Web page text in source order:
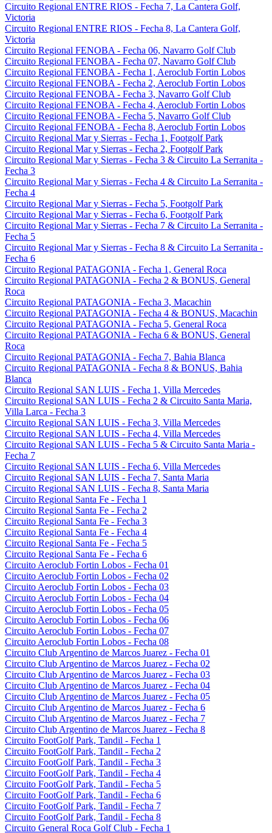
Circuito Regional ENTRE RIOS - Fecha 7, La Cantera Golf,
Victoria
Circuito Regional ENTRE RIOS - Fecha 8, La Cantera Golf,
Victoria
Circuito Regional FENOBA - Fecha 06, Navarro Golf Club
Circuito Regional FENOBA - Fecha 07, Navarro Golf Club
Circuito Regional FENOBA - Fecha 1, Aeroclub Fortin Lobos
Circuito Regional FENOBA - Fecha 2, Aeroclub Fortin Lobos
Circuito Regional FENOBA - Fecha 3, Navarro Golf Club
Circuito Regional FENOBA - Fecha 4, Aeroclub Fortin Lobos
Circuito Regional FENOBA - Fecha 5, Navarro Golf Club
Circuito Regional FENOBA - Fecha 8, Aeroclub Fortin Lobos
Circuito Regional Mar y Sierras - Fecha 1, Footgolf Park
Circuito Regional Mar y Sierras - Fecha 2, Footgolf Park
Circuito Regional Mar y Sierras - Fecha 3 & Circuito La Serranita -
Fecha 3
Circuito Regional Mar y Sierras - Fecha 4 & Circuito La Serranita -
Fecha 4
Circuito Regional Mar y Sierras - Fecha 5, Footgolf Park
Circuito Regional Mar y Sierras - Fecha 6, Footgolf Park
Circuito Regional Mar y Sierras - Fecha 7 & Circuito La Serranita -
Fecha 5
Circuito Regional Mar y Sierras - Fecha 8 & Circuito La Serranita -
Fecha 6
Circuito Regional PATAGONIA - Fecha 1, General Roca
Circuito Regional PATAGONIA - Fecha 2 & BONUS, General
Roca
Circuito Regional PATAGONIA - Fecha 3, Macachin
Circuito Regional PATAGONIA - Fecha 4 & BONUS, Macachin
Circuito Regional PATAGONIA - Fecha 5, General Roca
Circuito Regional PATAGONIA - Fecha 6 & BONUS, General
Roca
Circuito Regional PATAGONIA - Fecha 7, Bahia Blanca
Circuito Regional PATAGONIA - Fecha 8 & BONUS, Bahia
Blanca
Circuito Regional SAN LUIS - Fecha 1, Villa Mercedes
Circuito Regional SAN LUIS - Fecha 2 & Circuito Santa Maria,
Villa Larca - Fecha 3
Circuito Regional SAN LUIS - Fecha 3, Villa Mercedes
Circuito Regional SAN LUIS - Fecha 4, Villa Mercedes
Circuito Regional SAN LUIS - Fecha 5 & Circuito Santa Maria -
Fecha 7
Circuito Regional SAN LUIS - Fecha 6, Villa Mercedes
Circuito Regional SAN LUIS - Fecha 7, Santa Maria
Circuito Regional SAN LUIS - Fecha 8, Santa Maria
Circuito Regional Santa Fe - Fecha 1
Circuito Regional Santa Fe - Fecha 2
Circuito Regional Santa Fe - Fecha 3
Circuito Regional Santa Fe - Fecha 4
Circuito Regional Santa Fe - Fecha 5
Circuito Regional Santa Fe - Fecha 6
Circuito Aeroclub Fortin Lobos - Fecha 01
Circuito Aeroclub Fortin Lobos - Fecha 02
Circuito Aeroclub Fortin Lobos - Fecha 03
Circuito Aeroclub Fortin Lobos - Fecha 04
Circuito Aeroclub Fortin Lobos - Fecha 05
Circuito Aeroclub Fortin Lobos - Fecha 06
Circuito Aeroclub Fortin Lobos - Fecha 07
Circuito Aeroclub Fortin Lobos - Fecha 08
Circuito Club Argentino de Marcos Juarez - Fecha 01
Circuito Club Argentino de Marcos Juarez - Fecha 02
Circuito Club Argentino de Marcos Juarez - Fecha 03
Circuito Club Argentino de Marcos Juarez - Fecha 04
Circuito Club Argentino de Marcos Juarez - Fecha 05
Circuito Club Argentino de Marcos Juarez - Fecha 6
Circuito Club Argentino de Marcos Juarez - Fecha 7
Circuito Club Argentino de Marcos Juarez - Fecha 8
Circuito FootGolf Park, Tandil - Fecha 1
Circuito FootGolf Park, Tandil - Fecha 2
Circuito FootGolf Park, Tandil - Fecha 3
Circuito FootGolf Park, Tandil - Fecha 4
Circuito FootGolf Park, Tandil - Fecha 5
Circuito FootGolf Park, Tandil - Fecha 6
Circuito FootGolf Park, Tandil - Fecha 7
Circuito FootGolf Park, Tandil - Fecha 8
Circuito General Roca Golf Club - Fecha 1